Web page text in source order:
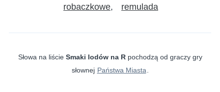
robaczkowe remulada
Słowa na liście Smaki lodów na Rpochodzą od graczy gry
słownej Państwa Miasta